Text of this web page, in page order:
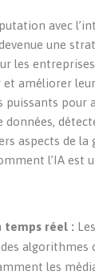
avec
une
les
améliorer
puissants pour
données,
aspects de la
l’IA est
temps réel :
algorithmes
les